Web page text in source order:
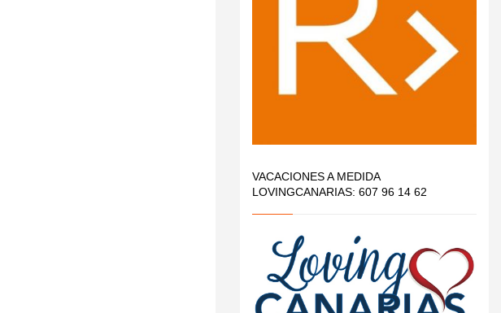
VACACIONES A MEDIDA
LOVINGCANARIAS: 607 96 14 62